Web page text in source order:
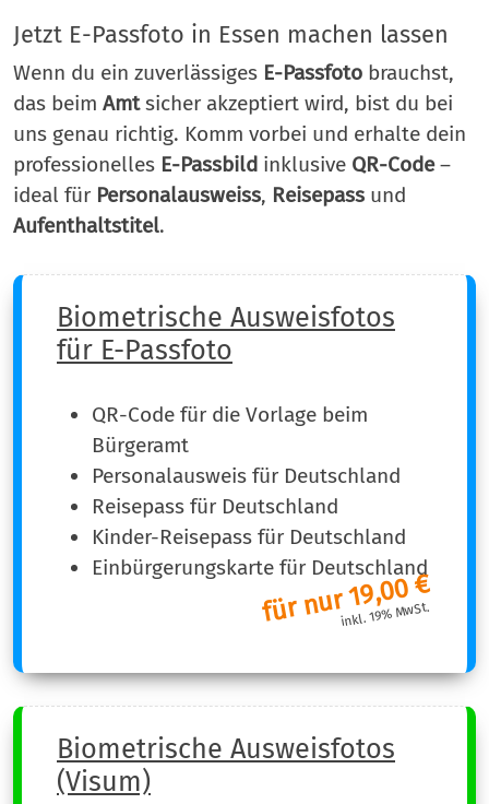
Jetzt E-Passfoto in Essen machen lassen
Wenn du ein zuverlässiges E-Passfoto brauchst,
das beim Amtsicher akzeptiert wird, bist du bei
uns genau richtig. Komm vorbei und erhalte dein
professionelles E-Passbild inklusive QR-Code–
ideal für Personalausweiss, Reisepass und
Aufenthaltstitel.
Biometrische Ausweisfotos
für E-Passfoto
QR-Code für die Vorlage beim
Bürgeramt
Personalausweis für Deutschland
Reisepass für Deutschland
Kinder-Reisepass für Deutschland
Einbürgerungskarte für Deutschland
für nur 19,00 €
inkl. 19% MwSt.
Biometrische Ausweisfotos
(Visum)